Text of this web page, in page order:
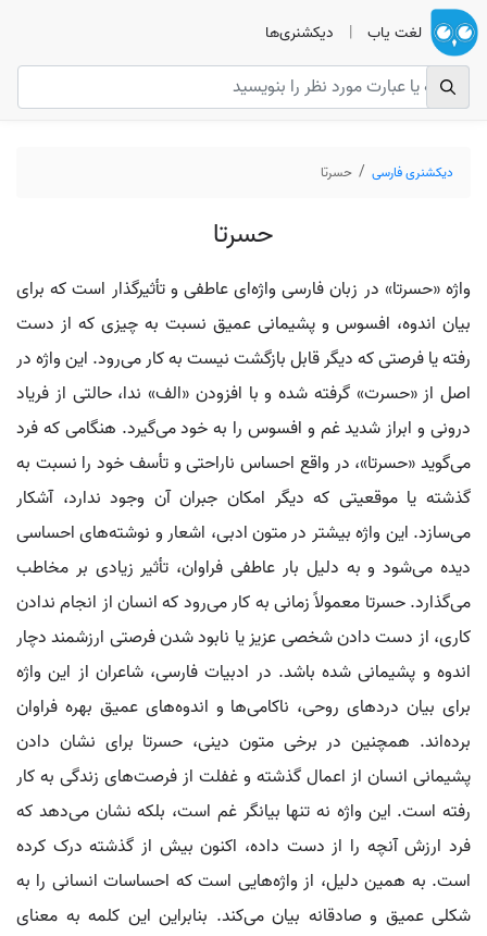
لغت یاب | دیکشنری‌ها
دیکشنری فارسی حسرتا
حسرتا
واژه «حسرتا» در زبان فارسی واژه‌ای عاطفی و تأثیرگذار است که برای
بیان اندوه، افسوس و پشیمانی عمیق نسبت به چیزی که از دست
رفته یا فرصتی که دیگر قابل بازگشت نیست به کار می‌رود. این واژه در
اصل از «حسرت» گرفته شده و با افزودن «الف» ندا، حالتی از فریاد
درونی و ابراز شدید غم و افسوس را به خود می‌گیرد. هنگامی که فرد
می‌گوید «حسرتا»، در واقع احساس ناراحتی و تأسف خود را نسبت به
گذشته یا موقعیتی که دیگر امکان جبران آن وجود ندارد، آشکار
می‌سازد. این واژه بیشتر در متون ادبی، اشعار و نوشته‌های احساسی
دیده می‌شود و به دلیل بار عاطفی فراوان، تأثیر زیادی بر مخاطب
می‌گذارد. حسرتا معمولاً زمانی به کار می‌رود که انسان از انجام ندادن
کاری، از دست دادن شخصی عزیز یا نابود شدن فرصتی ارزشمند دچار
اندوه و پشیمانی شده باشد. در ادبیات فارسی، شاعران از این واژه
برای بیان دردهای روحی، ناکامی‌ها و اندوه‌های عمیق بهره فراوان
برده‌اند. همچنین در برخی متون دینی، حسرتا برای نشان دادن
پشیمانی انسان از اعمال گذشته و غفلت از فرصت‌های زندگی به کار
رفته است. این واژه نه تنها بیانگر غم است، بلکه نشان می‌دهد که
فرد ارزش آنچه را از دست داده، اکنون بیش از گذشته درک کرده
است. به همین دلیل، از واژه‌هایی است که احساسات انسانی را به
شکلی عمیق و صادقانه بیان می‌کند. بنابراین این کلمه به معنای